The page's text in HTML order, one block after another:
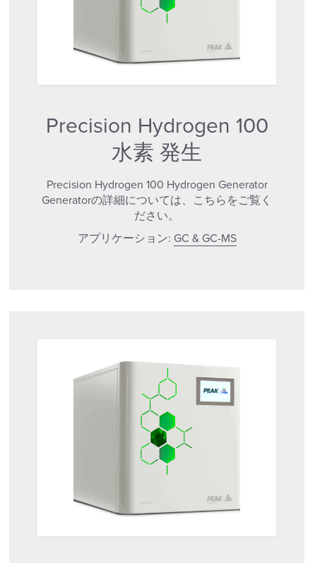
Precision Hydrogen 100
水素 発生
Precision Hydrogen 100 Hydrogen Generator
Generatorの詳細については、こちらをご覧く
ださい。
アプリケーション: GC & GC-MS